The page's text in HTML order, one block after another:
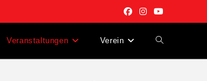
Veranstaltungen Verein